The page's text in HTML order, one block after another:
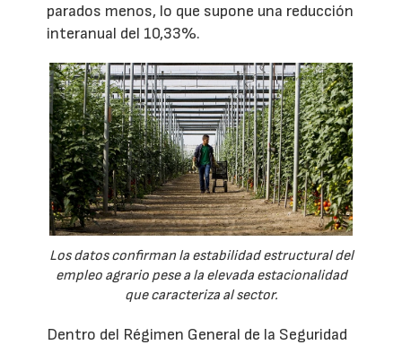
parados menos, lo que supone una reducción
interanual del 10,33%.
Los datos confirman la estabilidad estructural del
empleo agrario pese a la elevada estacionalidad
que caracteriza al sector.
Dentro del Régimen General de la Seguridad